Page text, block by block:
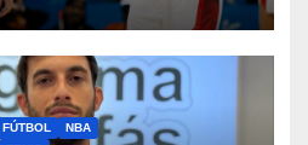
FÚTBOL
NBA